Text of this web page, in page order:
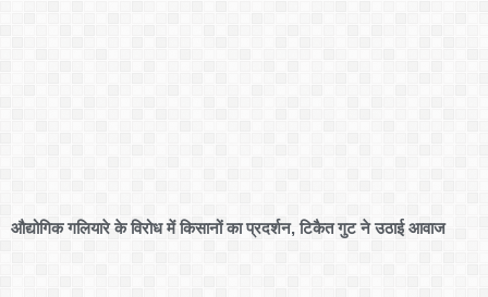
औद्योगिक गलियारे के विरोध में किसानों का प्रदर्शन, टिकैत गुट ने उठाई आवाज